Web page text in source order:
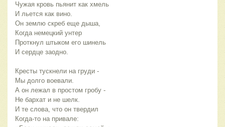
Чужая кровь пьянит как хмель
И льется как вино.
Он землю скреб еще дыша,
Когда немецкий унтер
Проткнул штыком его шинель
И сердце заодно.
Кресты тускнели на груди -
Мы долго воевали.
А он лежал в простом гробу -
Не бархат и не шелк.
И те слова, что он твердил
Когда-то на привале: